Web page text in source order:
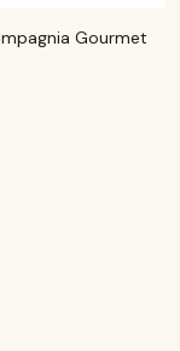
Gourmet